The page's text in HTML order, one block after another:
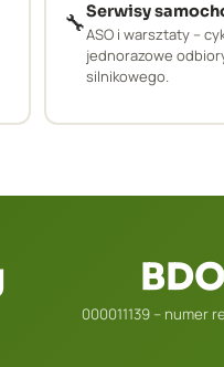
🔧Serwisy
ASO i warsztaty –
jednorazowe
silnikowego.
BDO
000011139 – numer